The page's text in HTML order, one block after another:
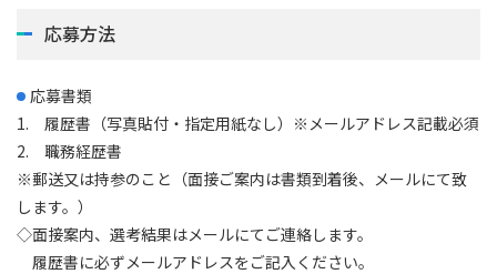
応募方法
応募書類
1. 履歴書（写真貼付・指定用紙なし）※メールアドレス記載必須
2. 職務経歴書
※郵送又は持参のこと（面接ご案内は書類到着後、メールにて致
します。）
◇面接案内、選考結果はメールにてご連絡します。
履歴書に必ずメールアドレスをご記入ください。